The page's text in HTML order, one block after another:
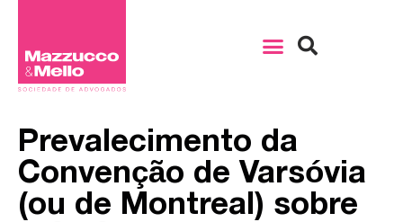
Prevalecimento da
Convenção de Varsóvia
(ou de Montreal) sobre